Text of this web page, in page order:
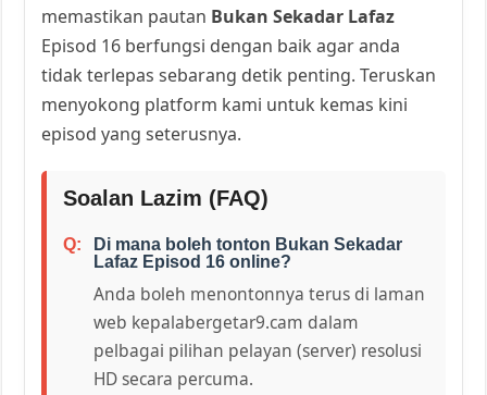
memastikan pautan Bukan Sekadar Lafaz
Episod 16 berfungsi dengan baik agar anda
tidak terlepas sebarang detik penting. Teruskan
menyokong platform kami untuk kemas kini
episod yang seterusnya.
Soalan Lazim (FAQ)
Di mana boleh tonton Bukan Sekadar
Lafaz Episod 16 online?
Anda boleh menontonnya terus di laman
web kepalabergetar9.cam dalam
pelbagai pilihan pelayan (server) resolusi
HD secara percuma.